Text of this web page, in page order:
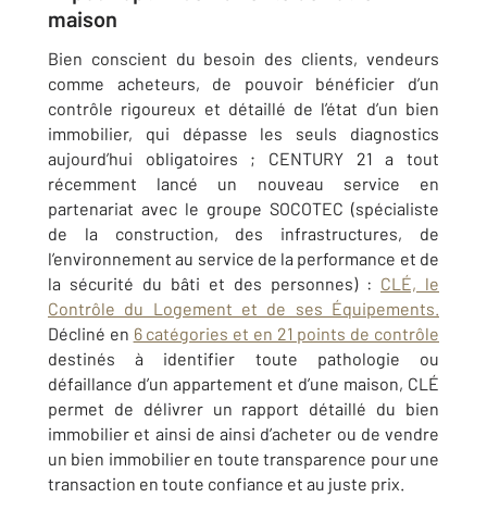
maison
Bien conscient du besoin des clients, vendeurs
comme acheteurs, de pouvoir bénéficier d’un
contrôle rigoureux et détaillé de l’état d’un bien
immobilier, qui dépasse les seuls diagnostics
aujourd’hui obligatoires ; CENTURY 21 a tout
récemment lancé un nouveau service en
partenariat avec le groupe SOCOTEC (spécialiste
de la construction, des infrastructures, de
l’environnement au service de la performance et de
la sécurité du bâti et des personnes) : CLÉ, le
Contrôle du Logement et de ses Équipements.
Décliné en 6 catégories et en 21 points de contrôle
destinés à identifier toute pathologie ou
défaillance d’un appartement et d’une maison, CLÉ
permet de délivrer un rapport détaillé du bien
immobilier et ainsi de ainsi d’acheter ou de vendre
un bien immobilier en toute transparence pour une
transaction en toute confiance et au juste prix.